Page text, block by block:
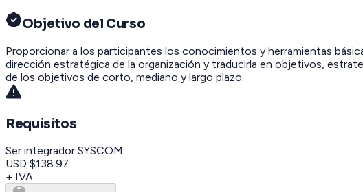
Objetivo del Curso
Proporcionar a los participantes los conocimientos y herramientas
dirección estratégica de la organización y traducirla en objetivos,
de los objetivos de corto, mediano y largo plazo.
Requisitos
Ser integrador SYSCOM
USD $138.97
+ IVA